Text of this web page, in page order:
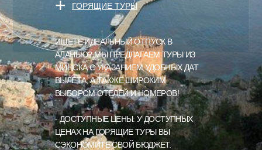
ГОРЯЩИЕ ТУРЫ
+
ИЩЕТЕ ИДЕАЛЬНЫЙ ОТПУСК В
АЛАНЬЮ? МЫ ПРЕДЛАГАЕМ ТУРЫ ИЗ
МИНСКА С УКАЗАНИЕМ УДОБНЫХ ДАТ
ВЫЛЕТА, А ТАКЖЕ ШИРОКИМ
ВЫБОРОМ ОТЕЛЕЙ И НОМЕРОВ!
- ДОСТУПНЫЕ ЦЕНЫ: У ДОСТУПНЫХ
ЦЕНАХ НА ГОРЯЩИЕ ТУРЫ ВЫ
СЭКОНОМИТЕ СВОЙ БЮДЖЕТ.